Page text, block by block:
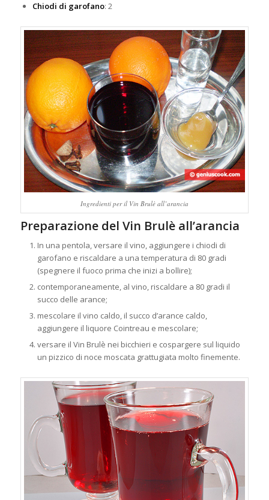
Chiodi di garofano: 2
Ingredienti per il Vin Brulè all’arancia
Preparazione del Vin Brulè all’arancia
In una pentola, versare il vino, aggiungere i chiodi di
garofano e riscaldare a una temperatura di 80 gradi
(spegnere il fuoco prima che inizi a bollire);
contemporaneamente, al vino, riscaldare a 80 gradi il
succo delle arance;
mescolare il vino caldo, il succo d’arance caldo,
aggiungere il liquore Cointreau e mescolare;
versare il Vin Brulè nei bicchieri e cospargere sul liquido
un pizzico di noce moscata grattugiata molto finemente.